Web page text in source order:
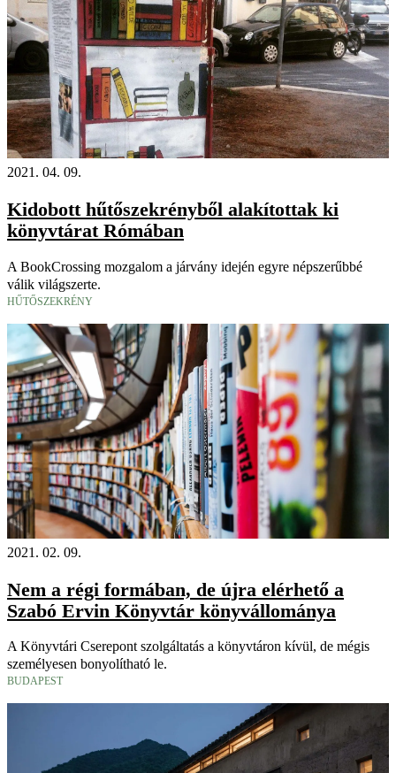
2021. 04. 09.
Kidobott hűtőszekrényből alakítottak ki
könyvtárat Rómában
A BookCrossing mozgalom a járvány idején egyre népszerűbbé
válik világszerte.
HŰTŐSZEKRÉNY
2021. 02. 09.
Nem a régi formában, de újra elérhető a
Szabó Ervin Könyvtár könyvállománya
A Könyvtári Cserepont szolgáltatás a könyvtáron kívül, de mégis
személyesen bonyolítható le.
BUDAPEST